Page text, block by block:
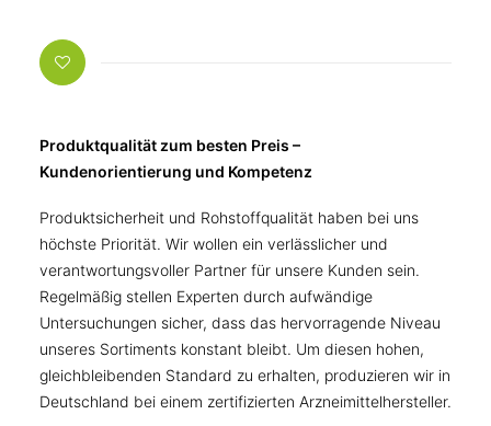
Produktqualität zum besten Preis –
Kundenorientierung und Kompetenz
Produktsicherheit und Rohstoffqualität haben bei uns
höchste Priorität. Wir wollen ein verlässlicher und
verantwortungsvoller Partner für unsere Kunden sein.
Regelmäßig stellen Experten durch aufwändige
Untersuchungen sicher, dass das hervorragende Niveau
unseres Sortiments konstant bleibt. Um diesen hohen,
gleichbleibenden Standard zu erhalten, produzieren wir in
Deutschland bei einem zertifizierten Arzneimittelhersteller.